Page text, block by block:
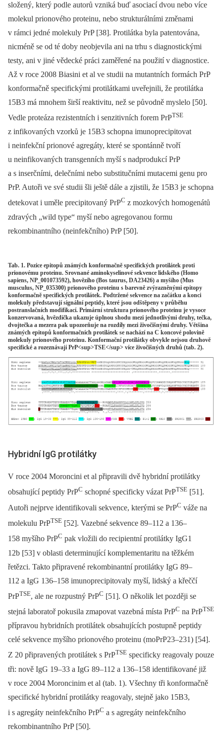
složený, který podle autorů vzniká buď asociací dvou nebo více
molekul prionového proteinu, nebo strukturálními změnami
v rámci jedné molekuly PrP [38]. Protilátka byla patentována,
nicméně se od té doby neobjevila ani na trhu s diagnostickými
testy, ani v jiné vědecké práci zaměřené na použití v diagnostice.
Až v roce 2008 Biasini et al ve studii na mutantních formách PrP
konformačně specifickými protilátkami uveřejnili, že protilátka
15B3 má mnohem širší reaktivitu, než se původně myslelo [50].
Vedle proteáza rezistentních i senzitivních forem PrPTSE
z infikovaných vzorků je 15B3 schopna imunoprecipitovat
i neinfekční prionové agregáty, které se spontánně tvoří
u neinfikovaných transgenních myší s nadprodukcí PrP
a s inserčními, delečními nebo substitučními mutacemi genu pro
PrP. Autoři ve své studii šli ještě dále a zjistili, že 15B3 je schopna
detekovat i uměle precipitovaný PrPC z mozkových homogenátů
zdravých „wild type“ myší nebo agregovanou formu
rekombinantního (neinfekčního) PrP [50].
Tab. 1. Pozice epitopů známých konformačně specifických protilátek proti
prionovému proteinu. Srovnané aminokyselinové sekvence lidského (Homo
sapiens, NP_001073592), hovězího (Bos taurus, DA23426) a myšího (Mus
musculus, NP_035300) prionového proteinu s barevně zvýrazněnými epitopy
konformačně specifických protilátek. Podtržené sekvence na začátku a konci
molekuly představují signální peptidy, které jsou odštěpeny v průběhu
postranslačních modifikací. Primární struktura prionového proteinu je vysoce
konzervovaná, hvězdička ukazuje úplnou shodu mezi jednotlivými druhy, tečka,
dvojtečka a mezera pak upozorňuje na rozdíly mezi živočišnými druhy. Většina
známých epitopů konformačních protilátek se nachází na C koncové polovině
molekuly prionového proteinu. Konformační protilátky obvykle nejsou druhově
specifické a rozeznávají PrP<sup>TSE</sup> více živočišných druhů (tab. 2).
Hybridní IgG protilátky
V roce 2004 Moroncini et al připravili dvě hybridní protilátky
obsahující peptidy PrPC schopné specificky vázat PrPTSE [51].
Autoři nejprve identifikovali sekvence, kterými se PrPC váže na
molekulu PrPTSE [52]. Vazebné sekvence ­89–112 a 136–
158 myšího PrPC pak vložili do recipientní protilátky IgG1
12b [53] v oblasti determinující komplementaritu na těžkém
řetězci. Takto připravené rekombinantní protilátky IgG 89–
112 a IgG 136–158 imunoprecipitovaly myší, lidský a křeččí
PrPTSE, ale ne rozpustný PrPC [51]. O několik let později se
stejná laboratoř pokusila zmapovat vazebná místa PrPC na PrPTSE
přípravou hybridních protilátek obsahujících postupně peptidy
celé sekvence myšího prionového proteinu (moPrP23–231) [54].
Z 20 připravených protilátek s PrPTSE specificky reagovaly pouze
tři: nově IgG 19–33 a IgG 89–112 a 136–158 identifikované již
v roce 2004 Moroncinim et al (tab. 1). Všechny tři konformačně
specifické hybridní protilátky reagovaly, stejně jako 15B3,
i s agregáty neinfekčního PrPC a s agregáty neinfekčního
rekombinantního PrP [50].